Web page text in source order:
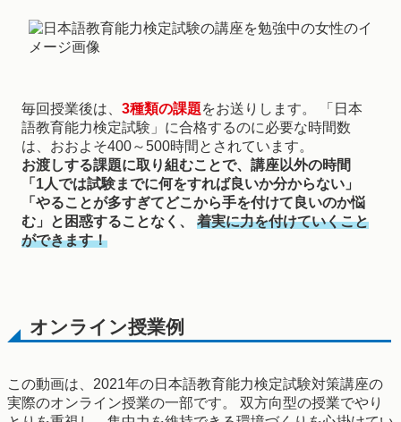
毎回授業後は、 3種類の課題をお送りします。 「日本
語教育能力検定試験」に合格するのに必要な時間数
は、おおよそ400～500時間とされています。
お渡しする課題に取り組むことで、講座以外の時間
「1人では試験までに何をすれば良いか分からない」
「やることが多すぎてどこから手を付けて良いのか悩
む」と困惑することなく、
着実に力を付けていくこと
ができます！
オンライン授業例
この動画は、2021年の日本語教育能力検定試験対策講座の
実際のオンライン授業の一部です。 双方向型の授業でやり